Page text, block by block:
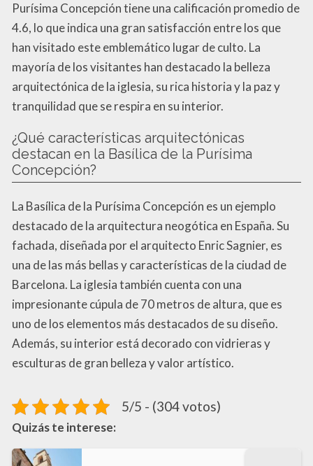
Purísima Concepción tiene una calificación promedio de
4.6, lo que indica una gran satisfacción entre los que
han visitado este emblemático lugar de culto. La
mayoría de los visitantes han destacado la belleza
arquitectónica de la iglesia, su rica historia y la paz y
tranquilidad que se respira en su interior.
¿Qué características arquitectónicas
destacan en la Basílica de la Purísima
Concepción?
La Basílica de la Purísima Concepción es un ejemplo
destacado de la arquitectura neogótica en España. Su
fachada, diseñada por el arquitecto Enric Sagnier, es
una de las más bellas y características de la ciudad de
Barcelona. La iglesia también cuenta con una
impresionante cúpula de 70 metros de altura, que es
uno de los elementos más destacados de su diseño.
Además, su interior está decorado con vidrieras y
esculturas de gran belleza y valor artístico.
5/5 - (304 votos)
Quizás te interese: